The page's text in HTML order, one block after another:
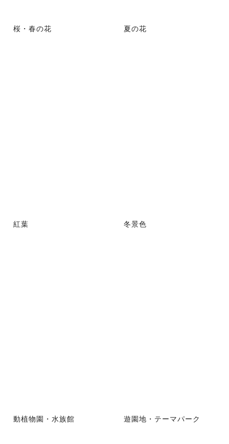
桜・春の花 夏の花
紅葉 冬景色
動植物園・水族館 遊園地・テーマパーク